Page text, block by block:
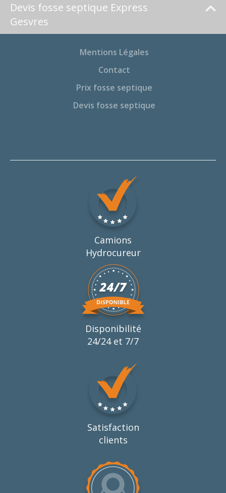
Devis fosse septique Express
Gesvres
Mentions Légales
Contact
Prix fosse septique
Devis fosse septique
Camions
Hydrocureur
Disponibilité
24/24 et 7/7
Satisfaction
clients